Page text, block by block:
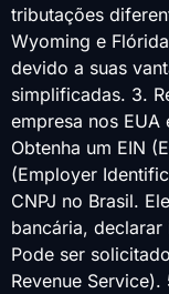
tributações
Wyoming e
devido a suas
simplificadas. 3.
empresa nos EUA
Obtenha um EIN
(Employer
CNPJ no Brasil.
bancária,
Pode ser
Revenue